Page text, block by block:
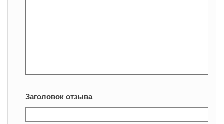
Заголовок отзыва